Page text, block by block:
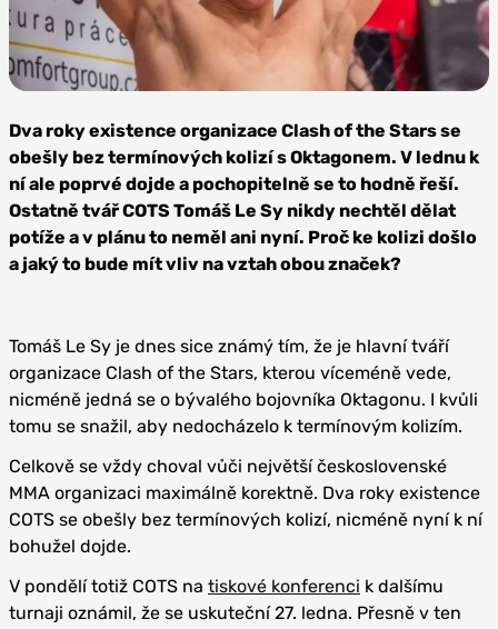
Oktagon
MMA
Dva roky existence organizace Clash of the Stars se
obešly bez termínových kolizí s Oktagonem. V lednu k
ní ale poprvé dojde a pochopitelně se to hodně řeší.
Ostatně tvář COTS Tomáš Le Sy nikdy nechtěl dělat
potíže a v plánu to neměl ani nyní. Proč ke kolizi došlo
a jaký to bude mít vliv na vztah obou značek?
Tomáš Le Sy je dnes sice známý tím, že je hlavní tváří
organizace Clash of the Stars, kterou víceméně vede,
nicméně jedná se o bývalého bojovníka Oktagonu. I kvůli
tomu se snažil, aby nedocházelo k termínovým kolizím.
Celkově se vždy choval vůči největší československé
MMA organizaci maximálně korektně. Dva roky existence
COTS se obešly bez termínových kolizí, nicméně nyní k ní
bohužel dojde.
V pondělí totiž COTS na tiskové konferenci k dalšímu
turnaji oznámil, že se uskuteční 27. ledna. Přesně v ten